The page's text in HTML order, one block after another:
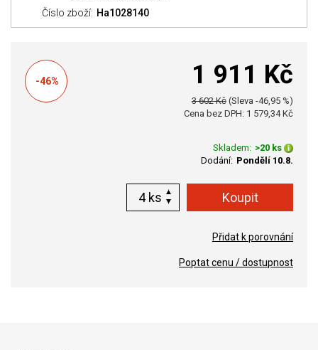
Číslo zboží: Ha1028140
-46% 1 911 Kč
3 602 Kč (Sleva -46,95 %)
Cena bez DPH: 1 579,34 Kč
Skladem: >20 ks
Dodání: Pondělí 10.8.
ks
Přidat k porovnání
Poptat cenu / dostupnost